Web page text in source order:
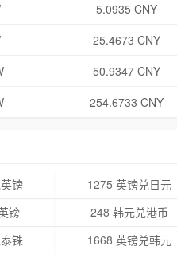
5.0935 CNY
25.4673 CNY
50.9347 CNY
254.6733 CNY
镑
1275 英镑兑日元
镑
248 韩元兑港币
铢
1668 英镑兑韩元